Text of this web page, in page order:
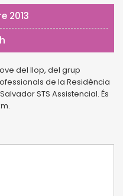
2013
del llop, del grup
de la Residència
STS Assistencial. És